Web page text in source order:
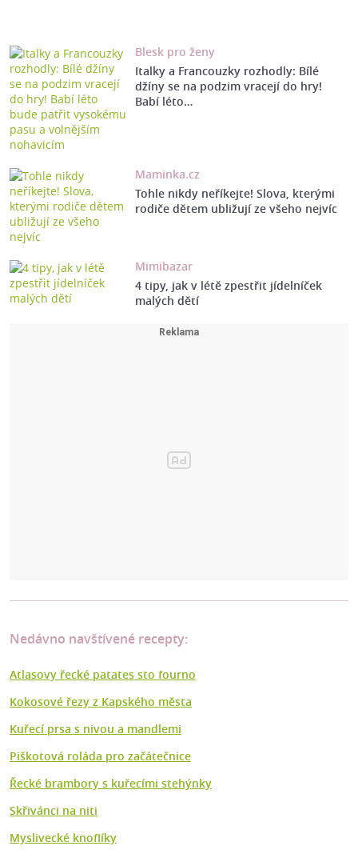
Blesk pro ženy
Italky a Francouzky rozhodly: Bílé
džíny se na podzim vracejí do hry!
Babí léto…
Maminka.cz
Tohle nikdy neříkejte! Slova, kterými
rodiče dětem ubližují ze všeho nejvíc
Mimibazar
4 tipy, jak v létě zpestřit jídelníček
malých dětí
Nedávno navštívené recepty:
Atlasovy řecké patates sto fourno
Kokosové řezy z Kapského města
Kuřecí prsa s nivou a mandlemi
Piškotová roláda pro začátečnice
Řecké brambory s kuřecími stehýnky
Skřivánci na niti
Myslivecké knoflíky